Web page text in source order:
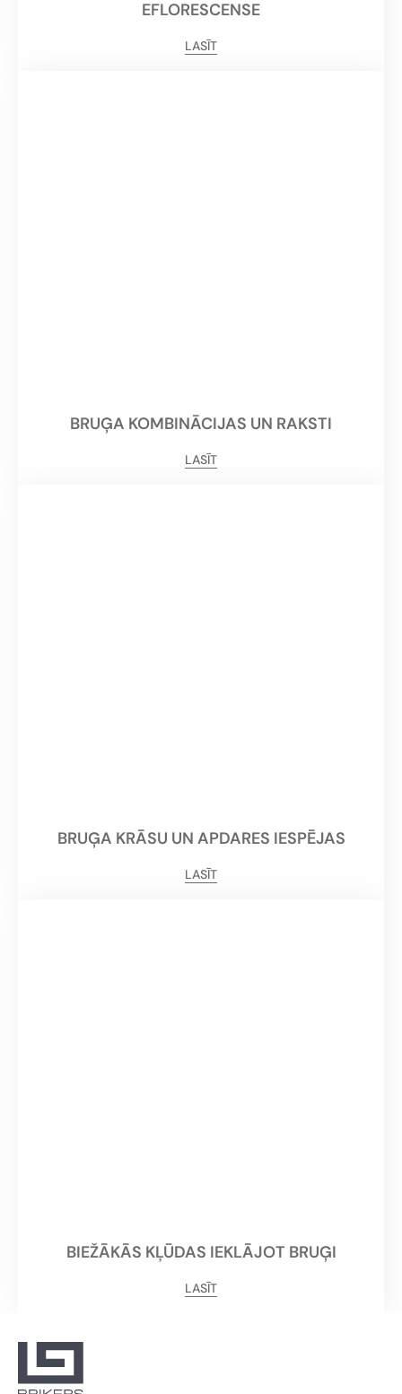
EFLORESCENSE
LASĪT
BRUĢA KOMBINĀCIJAS UN RAKSTI
LASĪT
BRUĢA KRĀSU UN APDARES IESPĒJAS
LASĪT
BIEŽĀKĀS KĻŪDAS IEKLĀJOT BRUĢI
LASĪT